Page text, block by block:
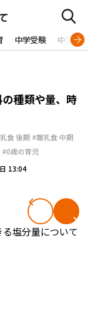
中学受験 中学生
種類や量、時
食 後期 #離乳食 中期
#0歳の育児
13:04